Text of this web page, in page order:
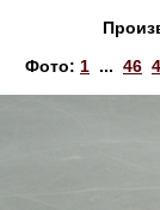
Фото: 1 ... 46